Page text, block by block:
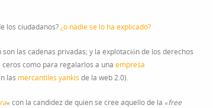
los ciudadanos?¿o nadie se lo ha explicado?
las cadenas privadas; y la explotación de los derechos
como para regalarlos a una empresa
las mercantiles yankis de la web 2.0).
«con la candidez de quien se cree aquello de la «free